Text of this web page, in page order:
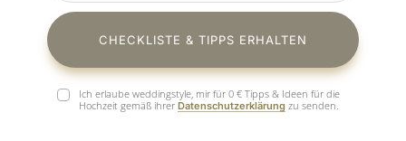
CHECKLISTE & TIPPS ERHALTEN
Ich erlaube weddingstyle, mir für 0 € Tipps & Ideen für die
Hochzeit gemäß ihrer Datenschutzerklärung zu senden.